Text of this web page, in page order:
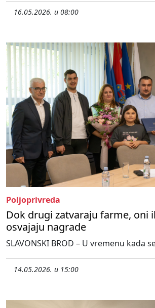
16.05.2026. u 08:00
Poljoprivreda
Dok drugi zatvaraju farme, oni
osvajaju nagrade
SLAVONSKI BROD – U vremenu kada
14.05.2026. u 15:00